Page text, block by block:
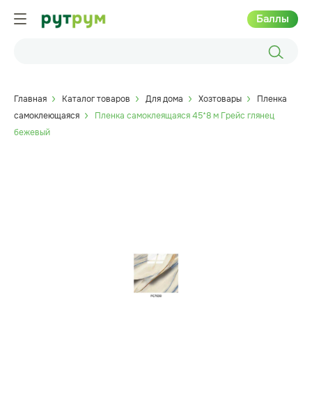
Баллы
Главная Каталог товаров Для дома Хозтовары
Пленка
самоклеющаяся
Пленка самоклеящаяся 45*8 м Грейс глянец
бежевый